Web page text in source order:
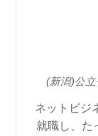
(新潟)公
ネットビジ
就職し、た